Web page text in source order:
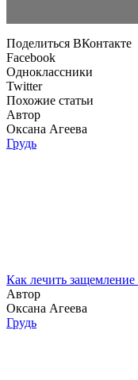
Поделиться ВКонтакте
Facebook
Одноклассники
Twitter
Похожие статьи
Автор
Оксана Агеева
Грудь
Как лечить
Автор
Оксана Агеева
Грудь